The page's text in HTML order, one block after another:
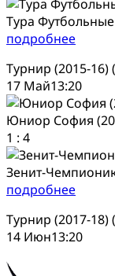
Тура
подробнее
Турнир (2015-16)
17 Май13:20
Юниор София
1 : 4
Зенит-
подробнее
Турнир (2017-18)
14 Июн13:20